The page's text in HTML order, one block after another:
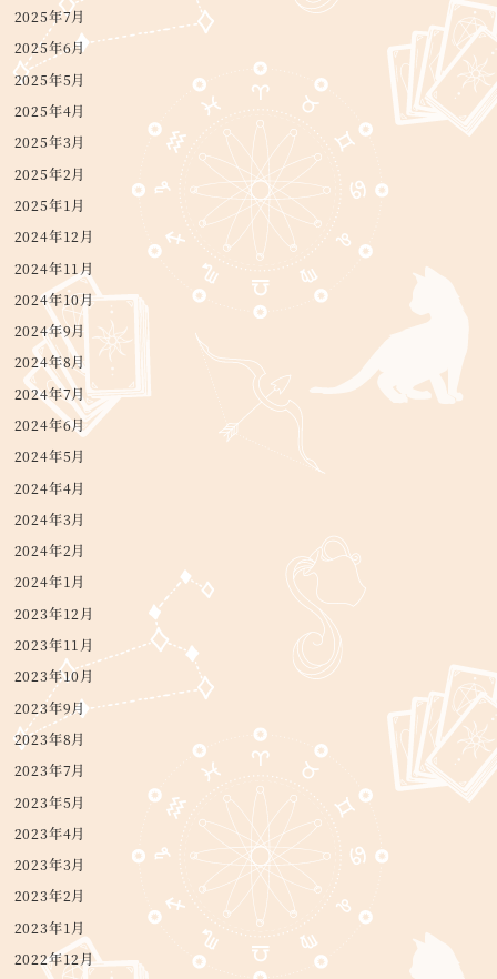
2025年7月
2025年6月
2025年5月
2025年4月
2025年3月
2025年2月
2025年1月
2024年12月
2024年11月
2024年10月
2024年9月
2024年8月
2024年7月
2024年6月
2024年5月
2024年4月
2024年3月
2024年2月
2024年1月
2023年12月
2023年11月
2023年10月
2023年9月
2023年8月
2023年7月
2023年5月
2023年4月
2023年3月
2023年2月
2023年1月
2022年12月